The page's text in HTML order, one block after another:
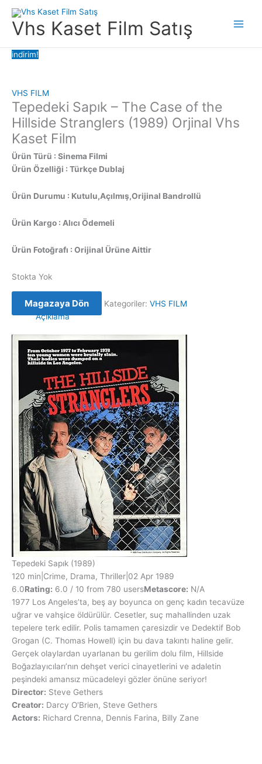
atlaVhs Kaset Film Satış
indirim!
VHS FILM
Tepedeki Sapık – The Case of the
Hillside Stranglers (1989) Orjinal Vhs
Kaset Film
Ürün Türü : Sinema Filmi
Ürün Özelliği : Türkçe Dublaj
Ürün Durumu : Kutulu,Açılmış,Orijinal Bandrollü
Ürün Kargo : Alıcı Ödemeli
Ürün Fotoğrafı : Orijinal Ürüne Aittir
Stokta Yok
Magazaya Dön Kategoriler: VHS FILM
Açıklama
Tepedeki Sapık (1989)
120 min Crime, Drama, Thriller 02 Apr 1989
6.0Rating: 6.0 / 10 from 780 usersMetascore: N/A
1977 Los Angeles’ta, beş ay boyunca on genç kadın tecavüze
uğrar ve vahşice öldürülür. Cesetler, suç mahallinden uzak
tepelere terk edilir. Polis tamamen çaresizdir ve Dedektif Bob
Grogan (C. Thomas Howell) için bu dava takıntı haline gelir.
Gerçek olaylardan uyarlanan bu gerilim dolu film, Hillside
Boğazlayıcıları’nın dehşet verici cinayetlerini ve adaletin
peşindeki amansız mücadeleyi gözler önüne seriyor!
Director: Steve Gethers
Creator: Darcy O'Brien, Steve Gethers
Actors: Richard Crenna, Dennis Farina, Billy Zane